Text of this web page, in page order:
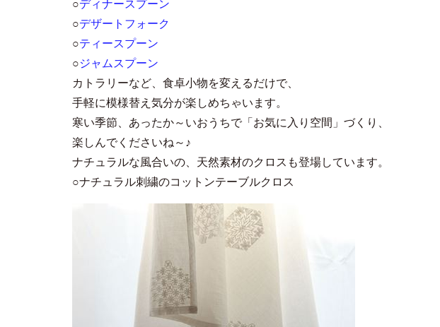
○ディナースプーン
○デザートフォーク
○ティースプーン
○ジャムスプーン
カトラリーなど、食卓小物を変えるだけで、
手軽に模様替え気分が楽しめちゃいます。
寒い季節、あったか～いおうちで「お気に入り空間」づくり、
楽しんでくださいね～♪
ナチュラルな風合いの、天然素材のクロスも登場しています。
○ナチュラル刺繍のコットンテーブルクロス